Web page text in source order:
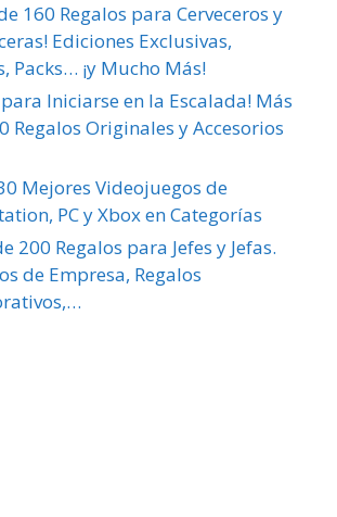
160 Regalos para Cerveceros y
Ediciones Exclusivas,
Packs… ¡y Mucho Más!
para Iniciarse en la Escalada! Más
Regalos Originales y Accesorios
Mejores Videojuegos de
PC y Xbox en Categorías
200 Regalos para Jefes y Jefas.
de Empresa, Regalos